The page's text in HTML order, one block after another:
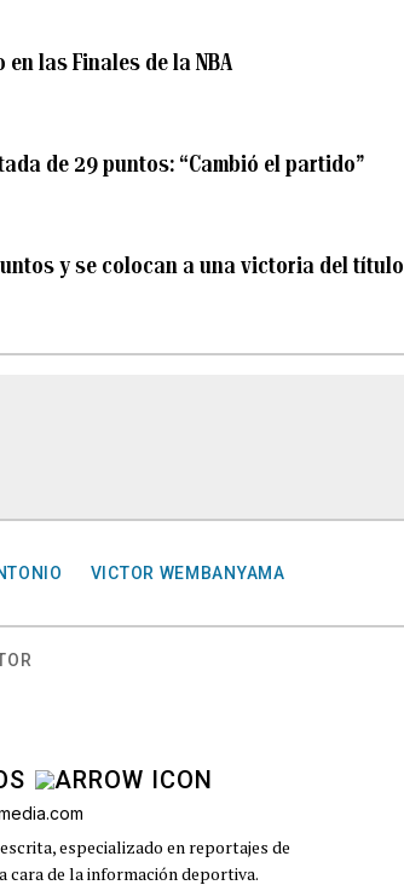
las Finales de la NBA
de 29 puntos: “Cambió el partido”
y se colocan a una victoria del título
VICTOR WEMBANYAMA
especializado en reportajes de
de la información deportiva.